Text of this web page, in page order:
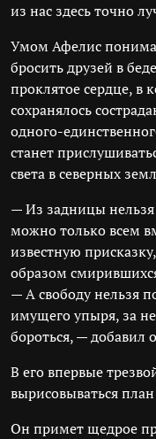
из нас здесь точно
Умом Афелис
бросить друзей в
проклятое сердце, в
сохранялось
одного-
станет
света в северных
— Из задницы нельзя
можно только всем
известную
образом
— А свободу нельзя
имущего упыря, за
бороться, — добавил
В его впервые
вырисовываться
Он примет щедрое